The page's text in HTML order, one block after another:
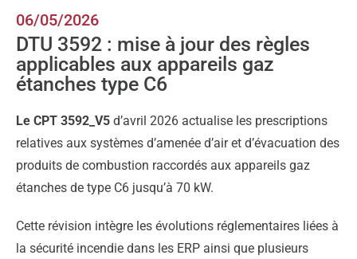
06/05/2026
DTU 3592 : mise à jour des règles
applicables aux appareils gaz
étanches type C6
Le CPT 3592_V5 d’avril 2026 actualise les prescriptions
relatives aux systèmes d’amenée d’air et d’évacuation des
produits de combustion raccordés aux appareils gaz
étanches de type C6 jusqu’à 70 kW.
Cette révision intègre les évolutions réglementaires liées à
la sécurité incendie dans les ERP ainsi que plusieurs